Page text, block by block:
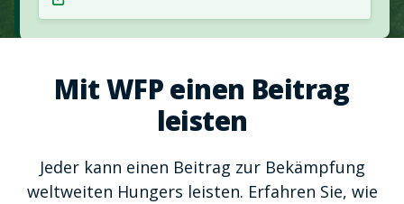
Mit WFP einen Beitrag
leisten
Jeder kann einen Beitrag zur Bekämpfung
weltweiten Hungers leisten. Erfahren Sie, wie